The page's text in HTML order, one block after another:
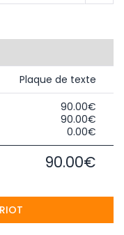
Plaque de texte
90.00€
90.00€
0.00€
90.00€